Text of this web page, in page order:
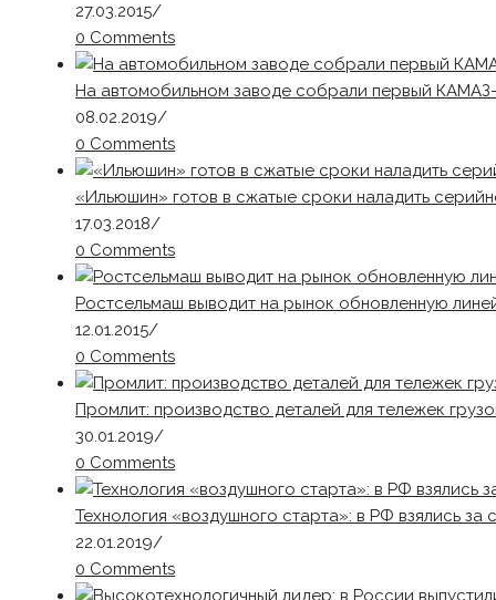
27.03.2015/
0 Comments
На автомобильном заводе собрали первый
08.02.2019/
0 Comments
«Ильюшин» готов в сжатые сроки наладить
17.03.2018/
0 Comments
Ростсельмаш выводит на рынок обновленную
12.01.2015/
0 Comments
Промлит: производство деталей для тележек
30.01.2019/
0 Comments
Технология «воздушного старта»: в РФ взялись
22.01.2019/
0 Comments